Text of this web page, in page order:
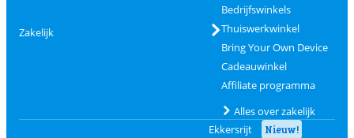
Zakelijk
Bedrijfswinkels
Thuiswerkwinkel
Bring Your Own Device
Cadeauwinkel
Affiliate programma
Alles over zakelijk
Ekkersrijt Nieuw!